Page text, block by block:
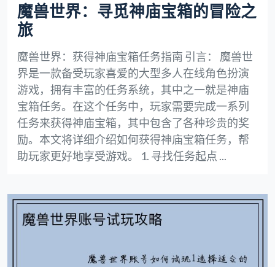
魔兽世界：寻觅神庙宝箱的冒险之
旅
魔兽世界：获得神庙宝箱任务指南 引言： 魔兽世
界是一款备受玩家喜爱的大型多人在线角色扮演
游戏，拥有丰富的任务系统，其中之一就是神庙
宝箱任务。在这个任务中，玩家需要完成一系列
任务来获得神庙宝箱，其中包含了各种珍贵的奖
励。本文将详细介绍如何获得神庙宝箱任务，帮
助玩家更好地享受游戏。 1. 寻找任务起点 ...